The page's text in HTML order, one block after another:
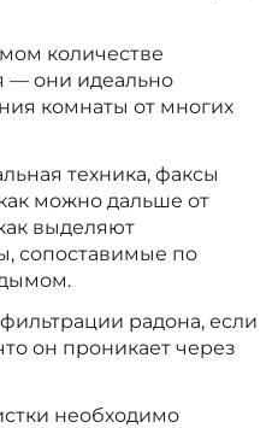
количестве
— они идеально
комнаты от многих
техника, факсы
можно дальше от
выделяют
сопоставимые по
радона, если
он проникает через
необходимо